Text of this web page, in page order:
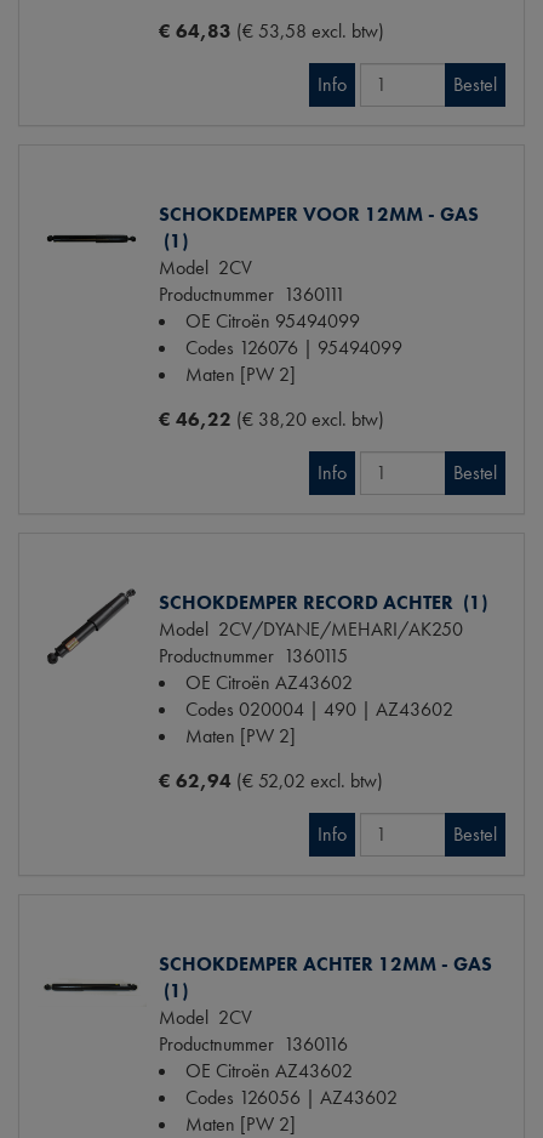
€ 64,83 (€ 53,58 excl. btw)
Info Bestel
SCHOKDEMPER VOOR 12MM - GAS
(1)
Model 2CV
Productnummer 1360111
OE Citroën 95494099
Codes 126076 | 95494099
Maten [PW 2]
€ 46,22 (€ 38,20 excl. btw)
Info Bestel
SCHOKDEMPER RECORD ACHTER (1)
Model 2CV/DYANE/MEHARI/AK250
Productnummer 1360115
OE Citroën AZ43602
Codes 020004 | 490 | AZ43602
Maten [PW 2]
€ 62,94 (€ 52,02 excl. btw)
Info Bestel
SCHOKDEMPER ACHTER 12MM - GAS
(1)
Model 2CV
Productnummer 1360116
OE Citroën AZ43602
Codes 126056 | AZ43602
Maten [PW 2]